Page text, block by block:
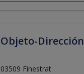
Objeto-Dirección
03509 Finestrat